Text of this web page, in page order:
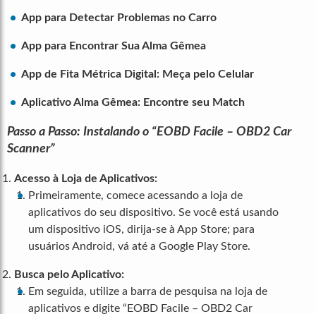
App para Detectar Problemas no Carro
App para Encontrar Sua Alma Gêmea
App de Fita Métrica Digital: Meça pelo Celular
Aplicativo Alma Gêmea: Encontre seu Match
Passo a Passo: Instalando o “EOBD Facile – OBD2 Car
Scanner”
Acesso à Loja de Aplicativos:
Primeiramente, comece acessando a loja de
aplicativos do seu dispositivo. Se você está usando
um dispositivo iOS, dirija-se à App Store; para
usuários Android, vá até a Google Play Store.
Busca pelo Aplicativo:
Em seguida, utilize a barra de pesquisa na loja de
aplicativos e digite “EOBD Facile – OBD2 Car